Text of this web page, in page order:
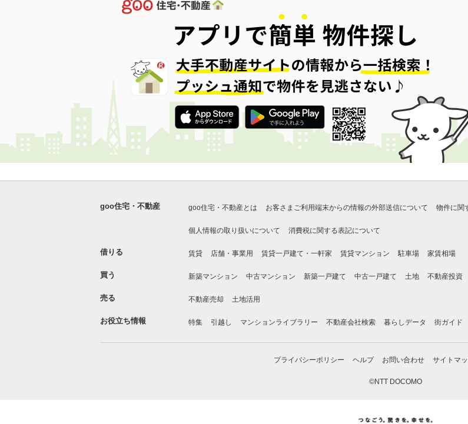
goo住宅・不動産 goo住宅・不動産とは お客さまご利用端末からの情報の外部送信について 物件に関
個人情報の取り扱いについて 消費税に関する表記について
借りる 賃貸 店舗・事業用 賃貸一戸建て・一軒家 賃貸マンション 駐車場 家賃相場
買う 新築マンション 中古マンション 新築一戸建て 中古一戸建て 土地 不動産投資
売る 不動産売却 土地活用
お役立ち情報 特集 引越し マンションライブラリー 不動産会社検索 暮らしデータ 街ガイド
プライバシーポリシー ヘルプ お問い合わせ サイトマ
©NTT DOCOMO